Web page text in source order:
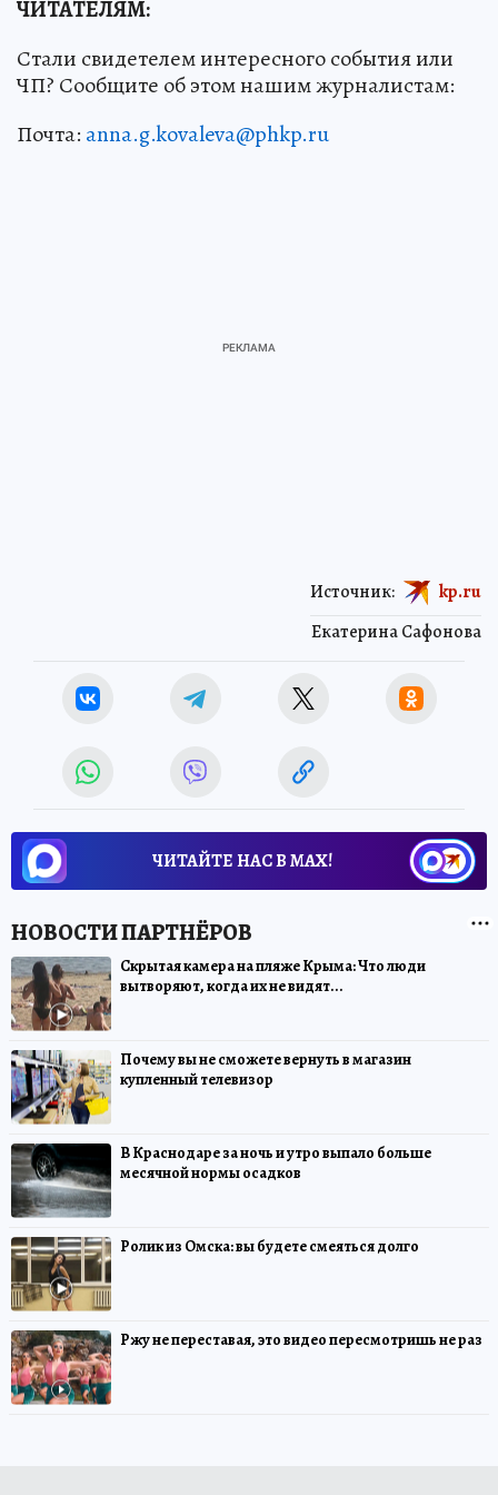
ЧИТАТЕЛЯМ:
Стали свидетелем интересного события или
ЧП? Сообщите об этом нашим журналистам:
Почта: anna.g.kovaleva@phkp.ru
Екатерина Сафонова
Источник: kp.ru
ЧИТАЙТЕ НАС В МАХ!
Скрытая камера на пляже Крыма: Что люди
вытворяют, когда их не видят...
Почему вы не сможете вернуть в магазин
купленный телевизор
В Краснодаре за ночь и утро выпало больше
месячной нормы осадков
Ролик из Омска: вы будете смеяться долго
Ржу не переставая, это видео пересмотришь не раз